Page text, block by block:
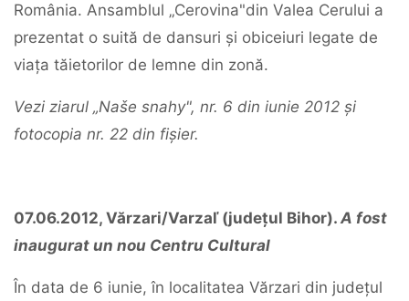
România. Ansamblul „Cerovina"din Valea Cerului a
prezentat o suită de dansuri și obiceiuri legate de
viața tăietorilor de lemne din zonă.
Vezi ziarul „Naše snahy", nr. 6 din iunie 2012 și
fotocopia nr. 22 din fișier.
07.06.2012, Vărzari/Varzaľ (județul Bihor). A fost
inaugurat un nou Centru Cultural
În data de 6 iunie, în localitatea Vărzari din județul